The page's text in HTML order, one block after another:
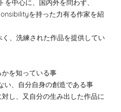
中心に、国内外を問わず、
を持った力有る作家を紹
、洗練された作品を提供してい
を知っている事
い、自分自身の創造である事
し、又自分の生み出した作品に